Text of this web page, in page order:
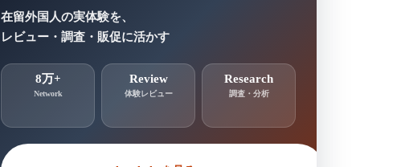
在留外国人の実体験を、
レビュー・調査・販促に活かす
8万+
Network
Review
体験レビュー
Research
調査・分析